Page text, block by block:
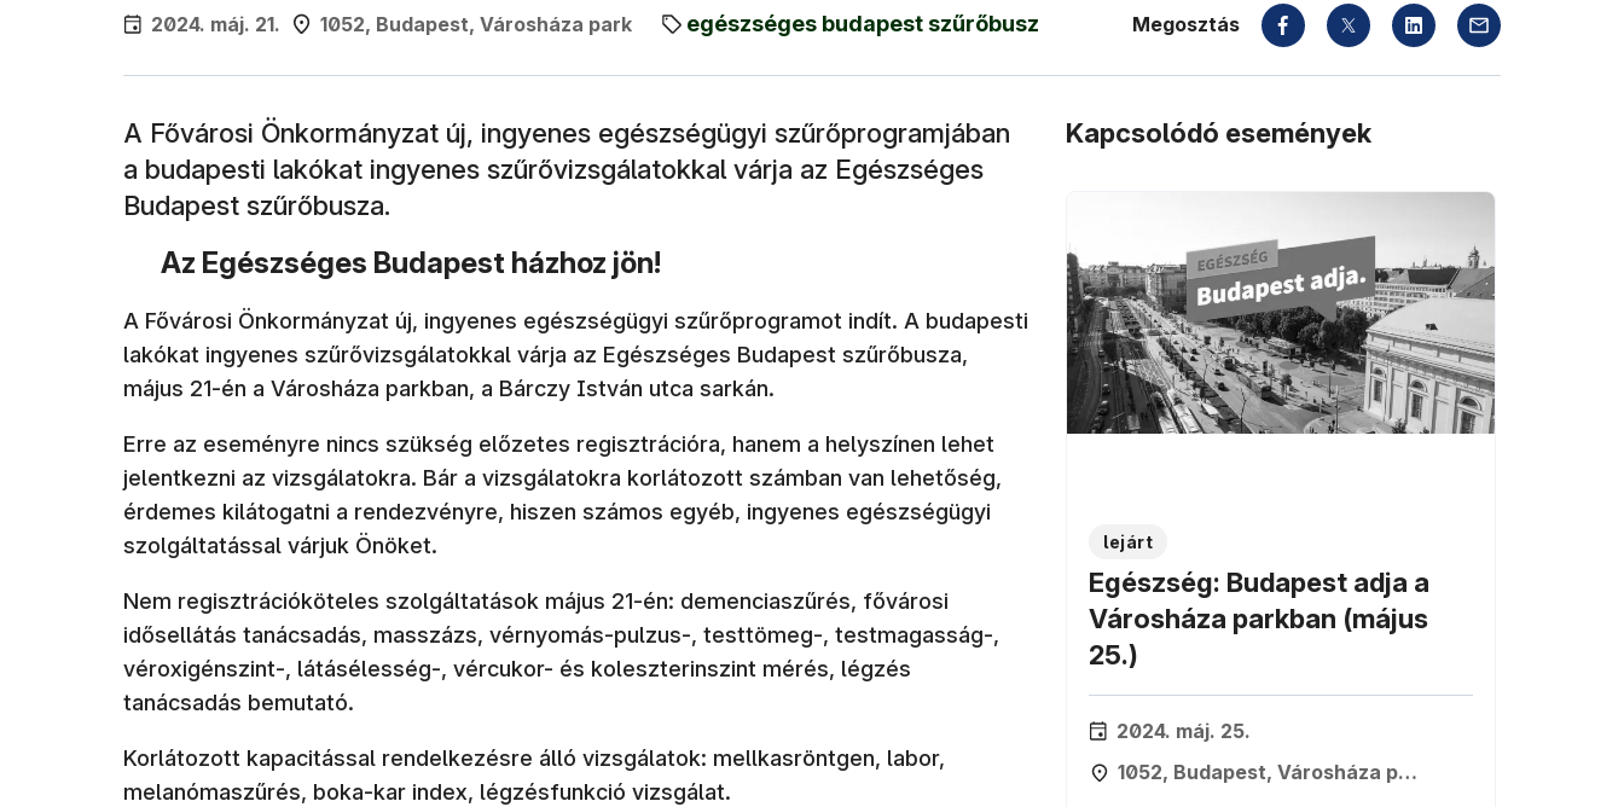
2024. máj. 21. 1052, Budapest, Városháza park egészséges budapest szűrőbusz Megosztás
A Fővárosi Önkormányzat új, ingyenes egészségügyi szűrőprogramjában
a budapesti lakókat ingyenes szűrővizsgálatokkal várja az Egészséges
Budapest szűrőbusza.
Az Egészséges Budapest házhoz jön!
A Fővárosi Önkormányzat új, ingyenes egészségügyi szűrőprogramot indít. A budapesti
lakókat ingyenes szűrővizsgálatokkal várja az Egészséges Budapest szűrőbusza,
május 21-én a Városháza parkban, a Bárczy István utca sarkán.
Erre az eseményre nincs szükség előzetes regisztrációra, hanem a helyszínen lehet
jelentkezni az vizsgálatokra. Bár a vizsgálatokra korlátozott számban van lehetőség,
érdemes kilátogatni a rendezvényre, hiszen számos egyéb, ingyenes egészségügyi
szolgáltatással várjuk Önöket.
Nem regisztrációköteles szolgáltatások május 21-én: demenciaszűrés, fővárosi
idősellátás tanácsadás, masszázs, vérnyomás-pulzus-, testtömeg-, testmagasság-,
véroxigénszint-, látásélesség-, vércukor- és koleszterinszint mérés, légzés
tanácsadás bemutató.
Korlátozott kapacitással rendelkezésre álló vizsgálatok: mellkasröntgen, labor,
melanómaszűrés, boka-kar index, légzésfunkció vizsgálat.
Kapcsolódó események
lejárt
Egészség: Budapest adja a
Városháza parkban (május
25.)
2024. máj. 25.
1052, Budapest, Városháza park